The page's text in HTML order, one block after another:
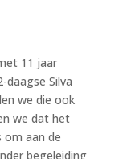
11 jaar
daagse Silva
we die ook
we dat het
om aan de
begeleiding